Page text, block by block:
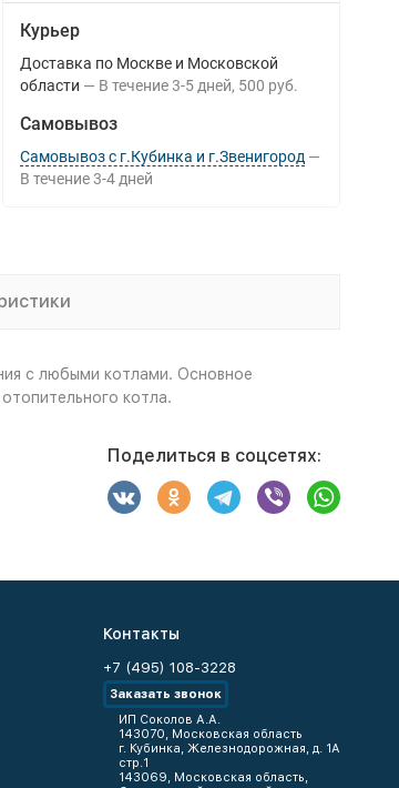
Курьер
Доставка по Москве и Московской
области
В течение 3-5 дней 500 руб.
Самовывоз
Самовывоз с г.Кубинка и г.Звенигород
В течение 3-4 дней
с любыми котлами. Основное
котла.
Поделиться в соцсетях:
Контакты
+7 (495) 108-3228
Заказать звонок
ИП Соколов А.А.
143070, Московская область
г. Кубинка, Железнодорожная, д. 1А
стр.1
143069, Московская область,